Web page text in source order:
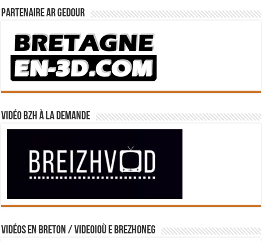
Partenaire Ar Gedour
Vidéo BZH à la demande
Vidéos en breton / Videoioù e brezhoneg